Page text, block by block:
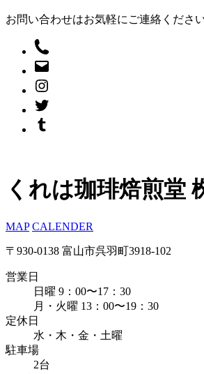
お問い合わせはお気軽にご連絡くださ
くれは珈琲焙煎堂
MAP CALENDER
〒930-0138 富山市呉羽町3918-102
営業日
日曜 9：00〜17：30
月・火曜 13：00〜19：30
定休日
水・木・金・土曜
駐車場
2台